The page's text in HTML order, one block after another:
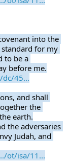
into the
for my
to be a
before me.
dc/45...
and shall
the
earth.
the adversaries
Judah, and
ot/isa/11...